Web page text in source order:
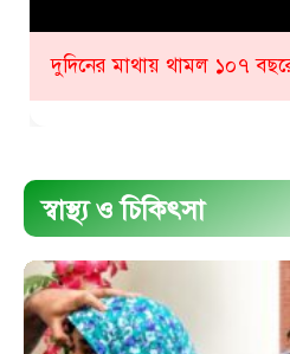
কীভাবে হবে ১০৮ তম লেংটার
স্বাস্থ্য ও চিকিৎসা